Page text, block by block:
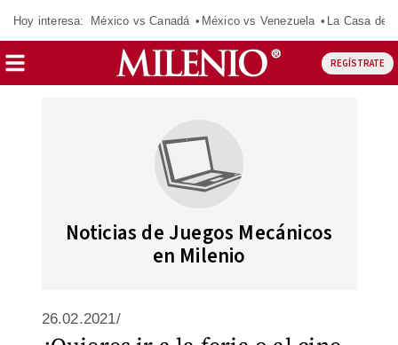
Hoy interesa: México vs Canadá México vs Venezuela La Casa de
REGÍSTRATE
Noticias de Juegos Mecánicos
en Milenio
26.02.2021/